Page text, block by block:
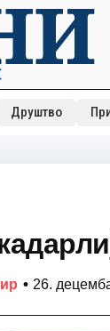
Друштво
• 26.